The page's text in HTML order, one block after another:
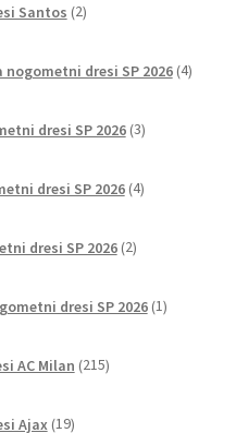
Santos 2izdelka
nogometni dresi SP 2026 4izdelki
dresi SP 2026 3izdelki
dresi SP 2026 4izdelki
dresi SP 2026 2izdelka
dresi SP 2026 1izdelek
AC Milan 215izdelkov
Ajax 19